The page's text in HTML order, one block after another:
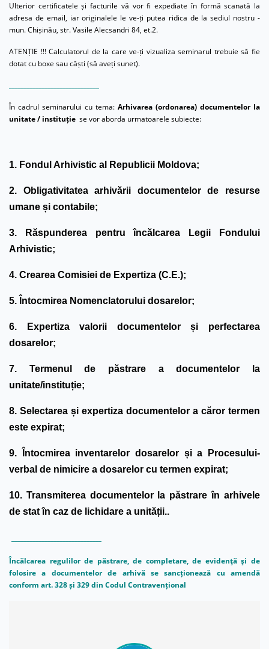
Ulterior certificatele și facturile vă vor fi expediate în formă scanată la
adresa de email, iar originalele le ve-ți putea ridica de la sediul nostru -
mun. Chișinău, str. Vasile Alecsandri 84, et.2.
ATENȚIE !!! Calculatorul de la care ve-ți vizualiza seminarul trebuie să fie
dotat cu boxe sau căști (să aveți sunet).
În cadrul seminarului cu tema: Arhivarea (ordonarea) documentelor la
unitate / instituție se vor aborda urmatoarele subiecte:
1. Fondul Arhivistic al Republicii Moldova;
2. Obligativitatea arhivării documentelor de resurse
umane și contabile;
3. Răspunderea pentru încălcarea Legii Fondului
Arhivistic;
4. Crearea Comisiei de Expertiza (C.E.);
5. Întocmirea Nomenclatorului dosarelor;
6. Expertiza valorii documentelor și perfectarea
dosarelor;
7. Termenul de păstrare a documentelor la
unitate/instituție;
8. Selectarea și expertiza documentelor a căror termen
este expirat;
9. Întocmirea inventarelor dosarelor și a Procesului-
verbal de nimicire a dosarelor cu termen expirat;
10. Transmiterea documentelor la păstrare în arhivele
de stat în caz de lichidare a unității..
Încălcarea regulilor de păstrare, de completare, de evidenţă şi de
folosire a documentelor de arhivă se sancționează cu amendă
conform art. 328 și 329 din Codul Contravențional